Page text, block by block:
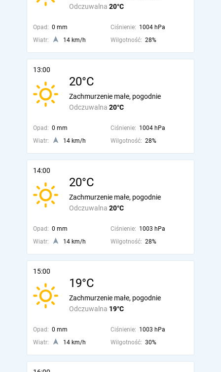
Odczuwalna 20°C
Opad: 0 mm Ciśnienie: 1004 hPa
Wiatr:
14 km/h Wilgotność: 28%
13:00
20°C
Odczuwalna 20°C
Zachmurzenie małe, pogodnie
Opad: 0 mm Ciśnienie: 1004 hPa
Wiatr:
14 km/h Wilgotność: 28%
14:00
20°C
Odczuwalna 20°C
Zachmurzenie małe, pogodnie
Opad: 0 mm Ciśnienie: 1003 hPa
Wiatr:
14 km/h Wilgotność: 28%
15:00
19°C
Odczuwalna 19°C
Zachmurzenie małe, pogodnie
Opad: 0 mm Ciśnienie: 1003 hPa
Wiatr:
14 km/h Wilgotność: 30%